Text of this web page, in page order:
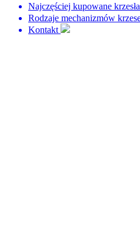
Najczęściej kupowane krzesła
Rodzaje mechanizmów
Kontakt